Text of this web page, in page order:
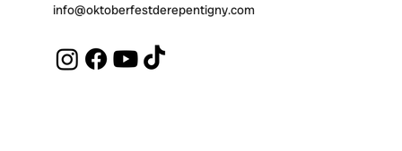
info@oktoberfestderepentigny.com